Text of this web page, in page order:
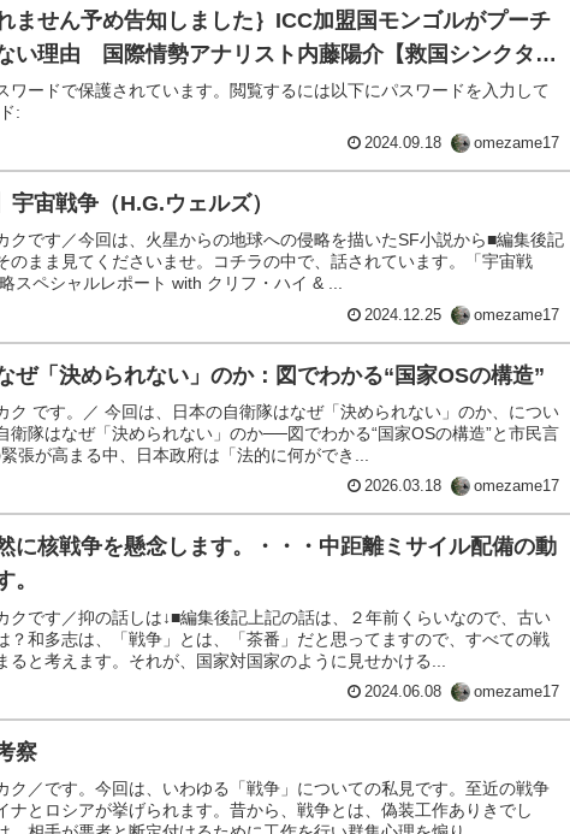
ません予め告知しました｝ICC加盟国モンゴルがプーチ
い理由 国際情勢アナリスト内藤陽介【救国シンクタン
ワードで保護されています。閲覧するには以下にパスワードを入力して
:
2024.09.18 omezame17
宇宙戦争（H.G.ウェルズ）
クです／今回は、火星からの地球への侵略を描いたSF小説から■編集後記
のまま見てくださいませ。コチラの中で、話されています。「宇宙戦
スペシャルレポート with クリフ・ハイ & ...
2024.12.25 omezame17
ぜ「決められない」のか：図でわかる“国家OSの構造”
ク です。／ 今回は、日本の自衛隊はなぜ「決められない」のか、につい
衛隊はなぜ「決められない」のか──図でわかる“国家OSの構造”と市民言
張が高まる中、日本政府は「法的に何ができ...
2026.03.18 omezame17
に核戦争を懸念します。・・・中距離ミサイル配備の動
。
クです／抑の話しは↓■編集後記上記の話は、２年前くらいなので、古い
？和多志は、「戦争」とは、「茶番」だと思ってますので、すべての戦
ると考えます。それが、国家対国家のように見せかける...
2024.06.08 omezame17
察
ク／です。今回は、いわゆる「戦争」についての私見です。至近の戦争
ナとロシアが挙げられます。昔から、戦争とは、偽装工作ありきでし